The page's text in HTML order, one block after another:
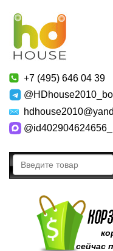
+7 (495) 646 04 39
сейчас